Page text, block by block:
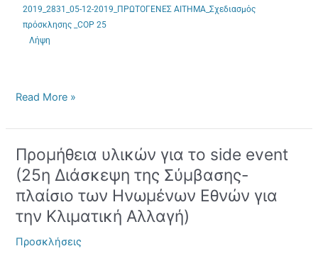
2019_2831_05-12-2019_ΠΡΩΤΟΓΕΝΕΣ ΑΙΤΗΜΑ_Σχεδιασμός
πρόσκλησης _COP 25
Λήψη
Read More »
Προμήθεια υλικών για το side event
(25η Διάσκεψη της Σύμβασης-
πλαίσιο των Ηνωμένων Εθνών για
την Κλιματική Αλλαγή)
Προσκλήσεις
Προμήθεια
υλικών
για
το
side
event
(25η